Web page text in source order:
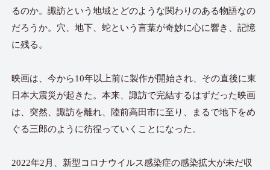
るのか。諏訪という地域とどのような関わりのある物語なの
だろうか。穴、地下、蛇という言葉が奇妙に心に響き、記憶
に残る。
映画は、今から10年以上前に製作が開始され、その直後に東
日本大震災が起きた。本来、諏訪で完結するはずだった映画
は、突然、諏訪を離れ、陸前高田市に至り、まるで地下をめ
ぐる三郎のように彷徨っていくことになった。
2022年2月、新型コロナウイルス感染症の感染拡大が未だ収